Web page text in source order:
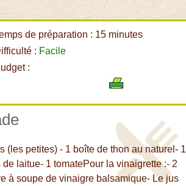
de préparation : 15 minutes
: Facile
:
(les petites) - 1 boîte de thon au naturel- 1
laitue- 1 tomatePour la vinaigrette :- 2
à soupe de vinaigre balsamique- Le jus